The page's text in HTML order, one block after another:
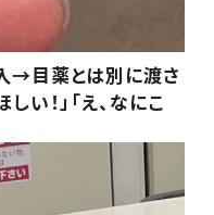
→目薬とは別に渡さ
！」「え、なにこ